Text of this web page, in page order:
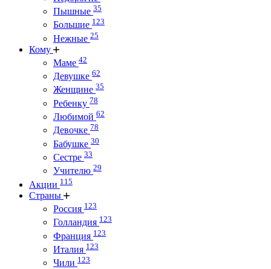
Пышные 35
Большие 123
Нежные 25
Кому
Маме 42
Девушке 62
Женщине 35
Ребенку 78
Любимой 62
Девочке 78
Бабушке 30
Сестре 33
Учителю 29
Акции 115
Страны
Россия 123
Голландия 123
Франция 123
Италия 123
Чили 123